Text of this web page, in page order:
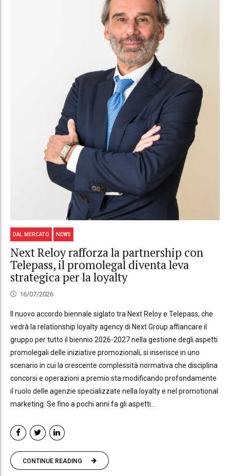
DAL MERCATO NEWS
Next Reloy rafforza la partnership con
Telepass, il promolegal diventa leva
strategica per la loyalty
16/07/2026
Il nuovo accordo biennale siglato tra Next Reloy e Telepass, che
vedrà la relationship loyalty agency di Next Group affiancare il
gruppo per tutto il biennio 2026-2027 nella gestione degli aspetti
promolegali delle iniziative promozionali, si inserisce in uno
scenario in cui la crescente complessità normativa che disciplina
concorsi e operazioni a premio sta modificando profondamente
il ruolo delle agenzie specializzate nella loyalty e nel promotional
marketing. Se fino a pochi anni fa gli aspetti...
CONTINUE READING